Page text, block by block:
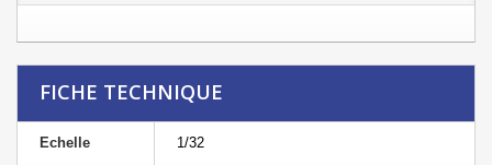
FICHE TECHNIQUE
Echelle 1/32